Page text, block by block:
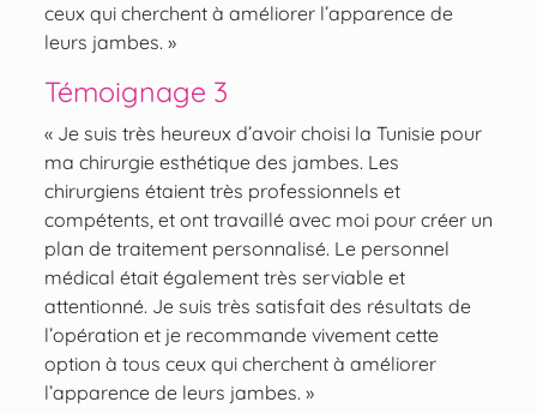
ceux qui cherchent à améliorer l’apparence de
leurs jambes. »
Témoignage 3
« Je suis très heureux d’avoir choisi la Tunisie pour
ma chirurgie esthétique des jambes. Les
chirurgiens étaient très professionnels et
compétents, et ont travaillé avec moi pour créer un
plan de traitement personnalisé. Le personnel
médical était également très serviable et
attentionné. Je suis très satisfait des résultats de
l’opération et je recommande vivement cette
option à tous ceux qui cherchent à améliorer
l’apparence de leurs jambes. »